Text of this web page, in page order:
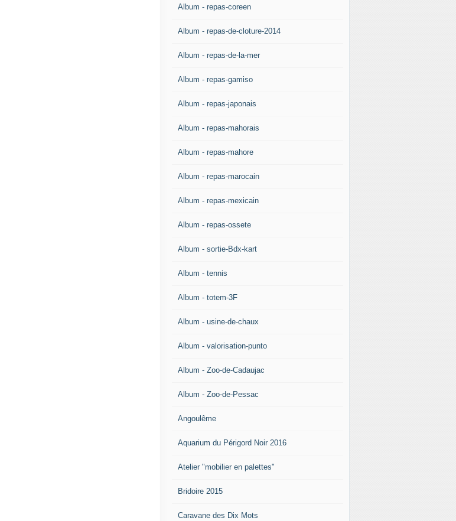
Album - repas-coreen
Album - repas-de-cloture-2014
Album - repas-de-la-mer
Album - repas-gamiso
Album - repas-japonais
Album - repas-mahorais
Album - repas-mahore
Album - repas-marocain
Album - repas-mexicain
Album - repas-ossete
Album - sortie-Bdx-kart
Album - tennis
Album - totem-3F
Album - usine-de-chaux
Album - valorisation-punto
Album - Zoo-de-Cadaujac
Album - Zoo-de-Pessac
Angoulême
Aquarium du Périgord Noir 2016
Atelier "mobilier en palettes"
Bridoire 2015
Caravane des Dix Mots